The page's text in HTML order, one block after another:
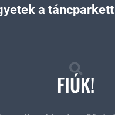
a
FIÚK!